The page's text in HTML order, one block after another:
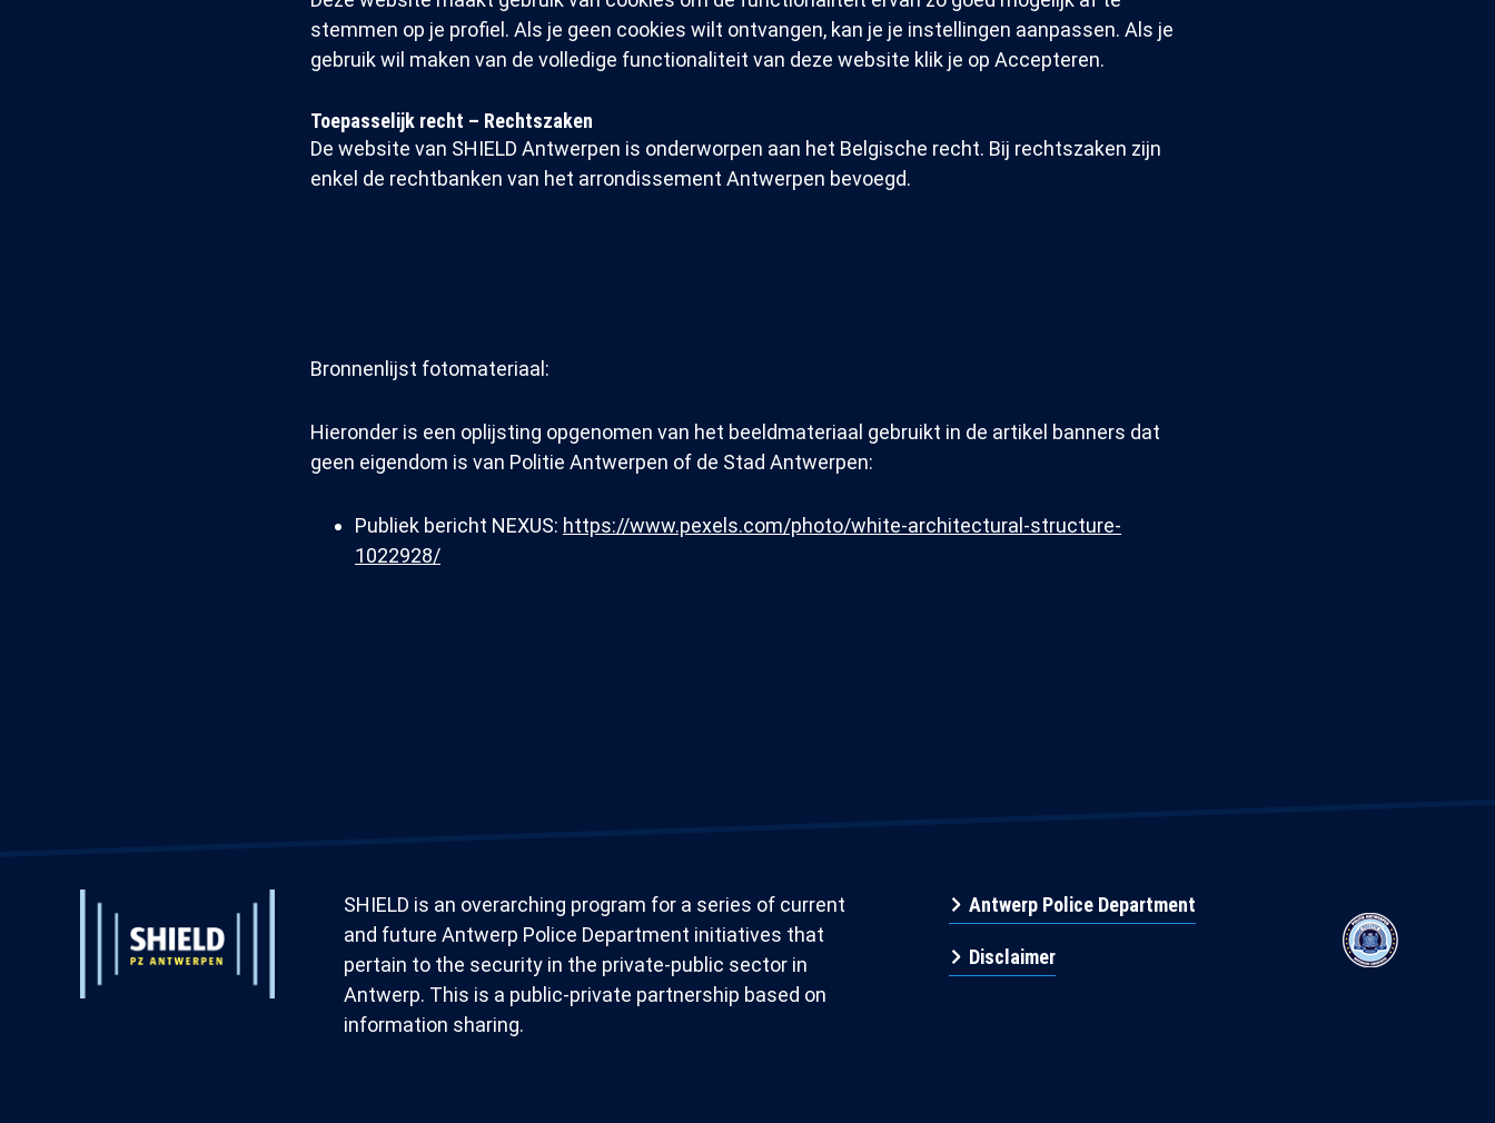
stemmen op je profiel. Als je geen cookies wilt ontvangen, kan je je instellingen aanpassen. Als je
gebruik wil maken van de volledige functionaliteit van deze website klik je op Accepteren.
Toepasselijk recht – Rechtszaken
De website van SHIELD Antwerpen is onderworpen aan het Belgische recht. Bij rechtszaken zijn
enkel de rechtbanken van het arrondissement Antwerpen bevoegd.
Bronnenlijst fotomateriaal:
Hieronder is een oplijsting opgenomen van het beeldmateriaal gebruikt in de artikel banners dat
geen eigendom is van Politie Antwerpen of de Stad Antwerpen:
Publiek bericht NEXUS: https://www.pexels.com/photo/white-architectural-structure-
1022928/
Extended
System
Branding
SHIELD is an overarching program for a series of current
and future Antwerp Police Department initiatives that
pertain to the security in the private-public sector in
Antwerp. This is a public-private partnership based on
information sharing.
Footer Antwerp Police Department
Disclaimer
Extended
System
Branding